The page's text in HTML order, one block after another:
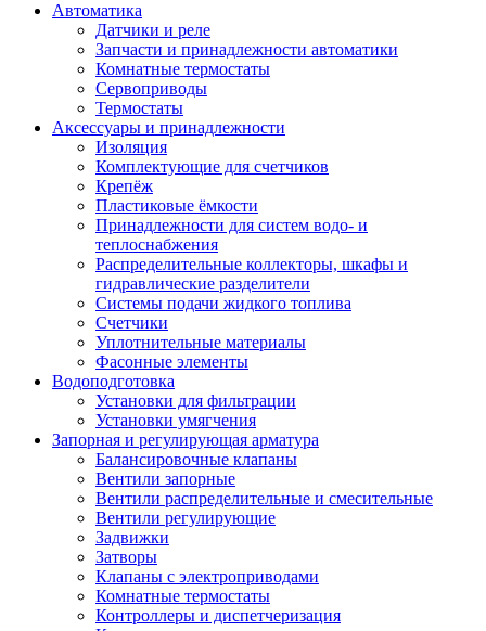
Автоматика
Датчики и реле
Запчасти и принадлежности автоматики
Комнатные термостаты
Сервоприводы
Термостаты
Аксессуары и принадлежности
Изоляция
Комплектующие для счетчиков
Крепёж
Пластиковые ёмкости
Принадлежности для систем водо- и
теплоснабжения
Распределительные коллекторы, шкафы и
гидравлические разделители
Системы подачи жидкого топлива
Счетчики
Уплотнительные материалы
Фасонные элементы
Водоподготовка
Установки для фильтрации
Установки умягчения
Запорная и регулирующая арматура
Балансировочные клапаны
Вентили запорные
Вентили распределительные и смесительные
Вентили регулирующие
Задвижки
Затворы
Клапаны с электроприводами
Комнатные термостаты
Контроллеры и диспетчеризация